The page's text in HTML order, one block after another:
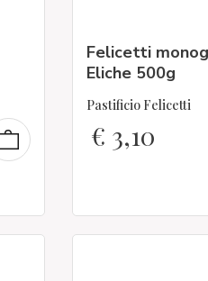
Felicetti
Eliche 500g
Pastificio Felicetti
€ 3,10